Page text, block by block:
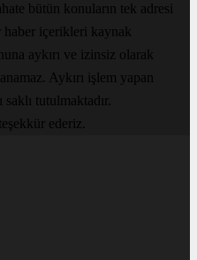
bütün konuların tek adresi
içerikleri kaynak
aykırı ve izinsiz olarak
Aykırı işlem yapan
tutulmaktadır.
ederiz.